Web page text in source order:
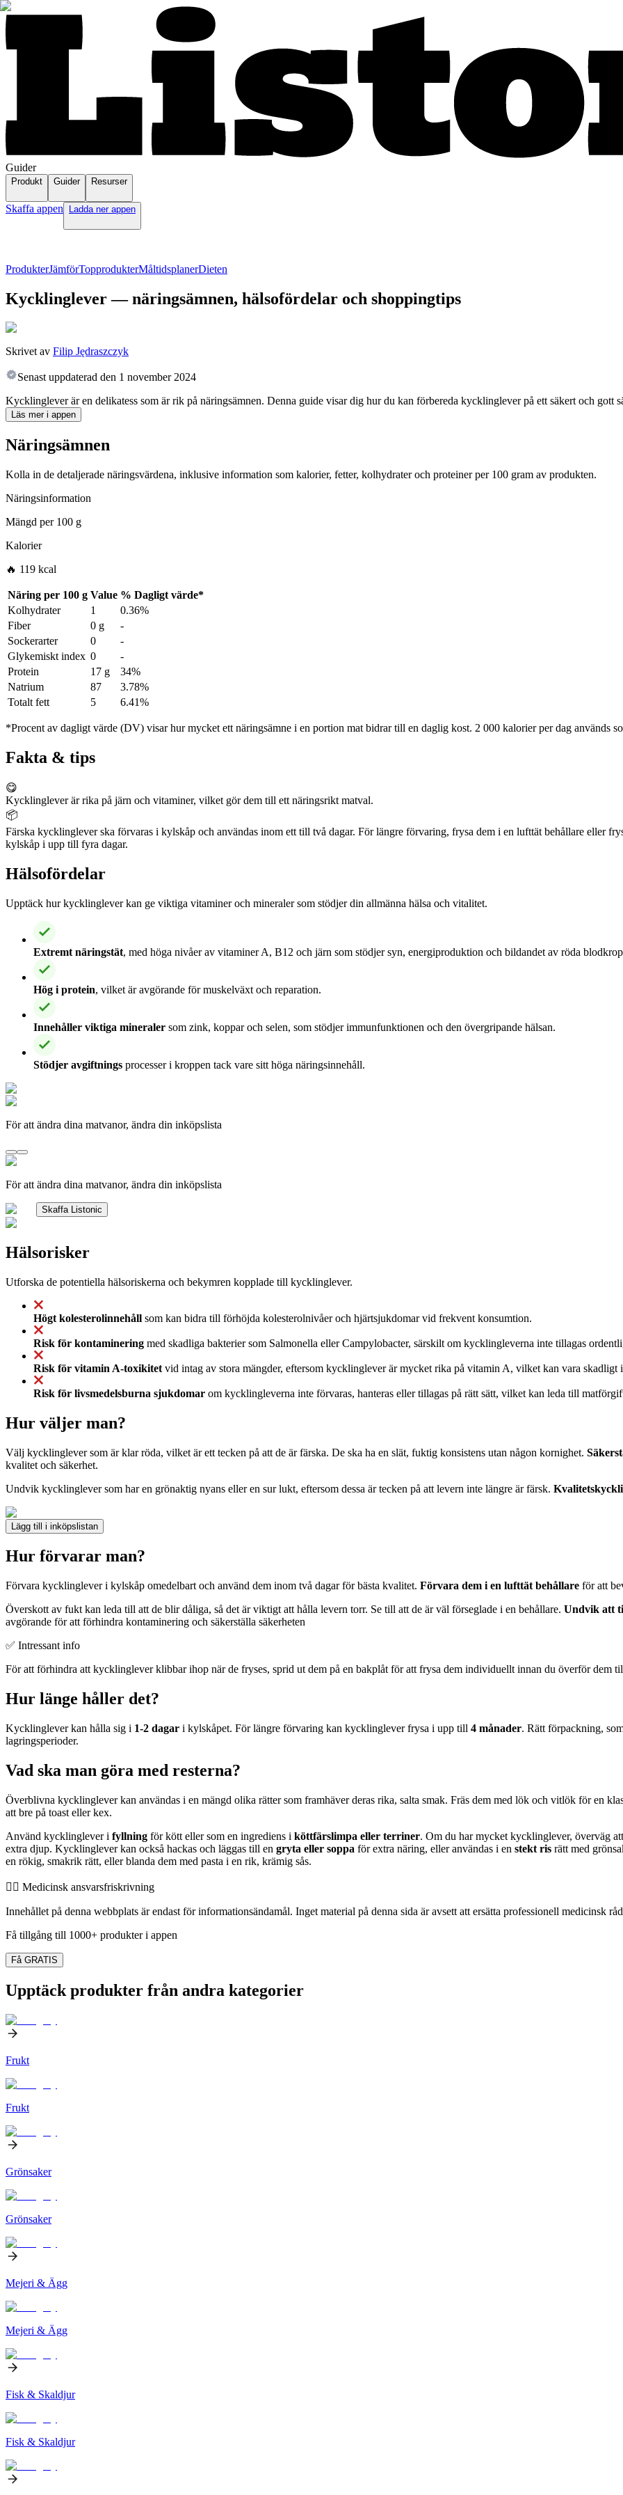
Guider
Produkt Guider Resurser
Skaffa appen Ladda ner appen
ProdukterJämförTopprodukterMåltidsplanerDieten
Kycklinglever — näringsämnen, hälsofördelar och shoppingtips
Skrivet av Filip Jędraszczyk
Senast uppdaterad den 1 november 2024
Kycklinglever är en delikatess som är rik på näringsämnen. Denna guide visar dig hur du kan förbereda kycklinglever på ett säkert och gott
Läs mer i appen
Näringsämnen
Kolla in de detaljerade näringsvärdena, inklusive information som kalorier, fetter, kolhydrater och proteiner per 100 gram av produkten.
Näringsinformation
Mängd per100 g
Kalorier
🔥 119 kcal
Näring per 100 g Value % Dagligt värde*
Kolhydrater
1
0.36%
Fiber
0 g
-
Sockerarter
0
-
Glykemiskt index 0
-
Protein
17 g
34%
Natrium
87
3.78%
Totalt fett
5 6.41%
*Procent av dagligt värde (DV) visar hur mycket ett näringsämne i en portion mat bidrar till en daglig kost. 2 000 kalorier per dag används
Fakta & tips
😋
Kycklinglever är rika på järn och vitaminer, vilket gör dem till ett näringsrikt matval.
📦
Färska kycklinglever ska förvaras i kylskåp och användas inom ett till två dagar. För längre förvaring, frysa dem i en lufttät behållare eller
kylskåp i upp till fyra dagar.
Hälsofördelar
Upptäck hur kycklinglever kan ge viktiga vitaminer och mineraler som stödjer din allmänna hälsa och vitalitet.
Extremt näringstät, med höga nivåer av vitaminer A, B12 och järn som stödjer syn, energiproduktion och bildandet av röda
Hög i protein, vilket är avgörande för muskelväxt och reparation.
Innehåller viktiga mineraler som zink, koppar och selen, som stödjer immunfunktionen och den övergripande hälsan.
Stödjer avgiftnings processer i kroppen tack vare sitt höga näringsinnehåll.
För att ändra dina matvanor, ändra din inköpslista
För att ändra dina matvanor, ändra din inköpslista
Skaffa Listonic
Hälsorisker
Utforska de potentiella hälsoriskerna och bekymren kopplade till kycklinglever.
Högt kolesterolinnehåll som kan bidra till förhöjda kolesterolnivåer och hjärtsjukdomar vid frekvent konsumtion.
Risk för kontaminering med skadliga bakterier som Salmonella eller Campylobacter, särskilt om kycklingleverna inte tillagas
Risk för vitamin A-toxikitet vid intag av stora mängder, eftersom kycklinglever är mycket rika på vitamin A, vilket kan vara skadligt
Risk för livsmedelsburna sjukdomar om kycklingleverna inte förvaras, hanteras eller tillagas på rätt sätt, vilket kan leda till
Hur väljer man?
Välj kycklinglever som är klar röda, vilket är ett tecken på att de är färska. De ska ha en slät, fuktig konsistens utan någon kornighet.
kvalitet och säkerhet.
Undvik kycklinglever som har en grönaktig nyans eller en sur lukt, eftersom dessa är tecken på att levern inte längre är färsk.
Lägg till i inköpslistan
Hur förvarar man?
Förvara kycklinglever i kylskåp omedelbart och använd dem inom två dagar för bästa kvalitet. Förvara dem i en lufttät behållare för att
Överskott av fukt kan leda till att de blir dåliga, så det är viktigt att hålla levern torr. Se till att de är väl förseglade i en behållare. Undvik att
avgörande för att förhindra kontaminering och säkerställa säkerheten
✅ Intressant info
För att förhindra att kycklinglever klibbar ihop när de fryses, sprid ut dem på en bakplåt för att frysa dem individuellt innan du överför dem
Hur länge håller det?
Kycklinglever kan hålla sig i 1-2 dagar i kylskåpet. För längre förvaring kan kycklinglever frysa i upp till 4 månader. Rätt förpackning,
lagringsperioder.
Vad ska man göra med resterna?
Överblivna kycklinglever kan användas i en mängd olika rätter som framhäver deras rika, salta smak. Fräs dem med lök och vitlök för en
att bre på toast eller kex.
Använd kycklinglever i fyllning för kött eller som en ingrediens i köttfärslimpa eller terriner. Om du har mycket kycklinglever, överväg
extra djup. Kycklinglever kan också hackas och läggas till en gryta eller soppa för extra näring, eller användas i en stekt ris rätt med
en rökig, smakrik rätt, eller blanda dem med pasta i en rik, krämig sås.
👨‍⚕️️ Medicinsk ansvarsfriskrivning
Innehållet på denna webbplats är endast för informationsändamål. Inget material på denna sida är avsett att ersätta professionell medicinsk
Få tillgång till 1000+ produkter i appen
Få GRATIS
Upptäck produkter från andra kategorier
Frukt
Frukt
Grönsaker
Grönsaker
Mejeri & Ägg
Mejeri & Ägg
Fisk & Skaldjur
Fisk & Skaldjur